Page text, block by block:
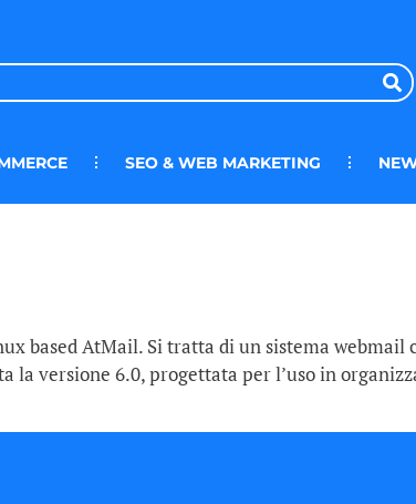
SEO & WEB MARKETING
based AtMail. Si tratta di un sistema
la versione 6.0, progettata per l’uso in